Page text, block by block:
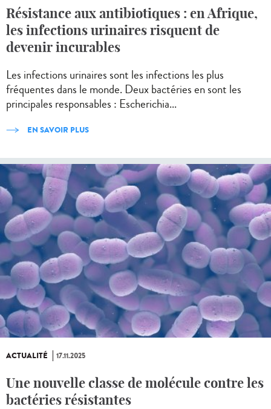
Résistance aux antibiotiques : en Afrique,
les infections urinaires risquent de
devenir incurables
Les infections urinaires sont les infections les plus
fréquentes dans le monde. Deux bactéries en sont les
principales responsables : Escherichia...
EN SAVOIR PLUS
ACTUALITÉ 17.11.2025
Une nouvelle classe de molécule contre les
bactéries résistantes